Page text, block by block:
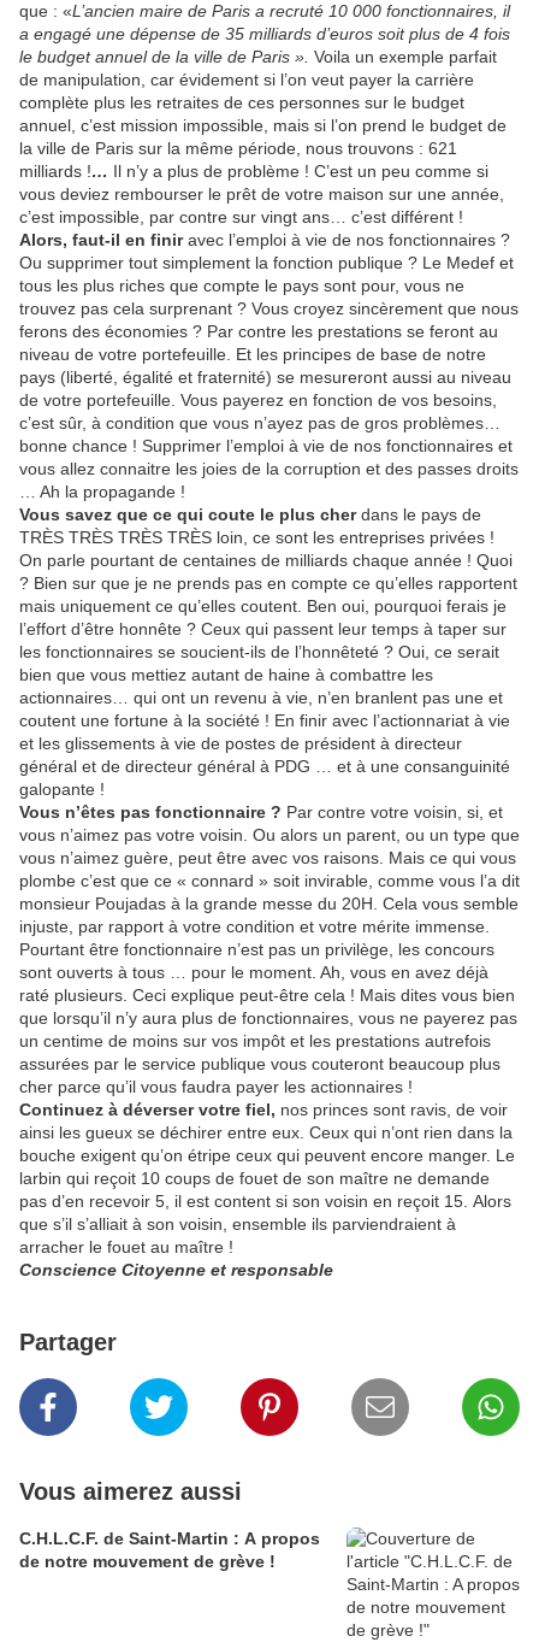
que : «L’ancien maire de Paris a recruté 10 000 fonctionnaires, il
a engagé une dépense de 35 milliards d’euros soit plus de 4 fois
le budget annuel de la ville de Paris ». Voila un exemple parfait
de manipulation, car évidement si l’on veut payer la carrière
complète plus les retraites de ces personnes sur le budget
annuel, c’est mission impossible, mais si l’on prend le budget de
la ville de Paris sur la même période, nous trouvons : 621
milliards !… Il n’y a plus de problème ! C’est un peu comme si
vous deviez rembourser le prêt de votre maison sur une année,
c’est impossible, par contre sur vingt ans… c’est différent !
Alors, faut-il en finiravec l’emploi à vie de nos fonctionnaires ?
Ou supprimer tout simplement la fonction publique ? Le Medef et
tous les plus riches que compte le pays sont pour, vous ne
trouvez pas cela surprenant ? Vous croyez sincèrement que nous
ferons des économies ? Par contre les prestations se feront au
niveau de votre portefeuille. Et les principes de base de notre
pays (liberté, égalité et fraternité) se mesureront aussi au niveau
de votre portefeuille. Vous payerez en fonction de vos besoins,
c’est sûr, à condition que vous n’ayez pas de gros problèmes…
bonne chance ! Supprimer l’emploi à vie de nos fonctionnaires et
vous allez connaitre les joies de la corruption et des passes droits
… Ah la propagande !
Vous savez que ce qui coute le plus cherdans le pays de
TRÈS TRÈS TRÈS TRÈS loin, ce sont les entreprises privées !
On parle pourtant de centaines de milliards chaque année ! Quoi
? Bien sur que je ne prends pas en compte ce qu’elles rapportent
mais uniquement ce qu’elles coutent. Ben oui, pourquoi ferais je
l’effort d’être honnête ? Ceux qui passent leur temps à taper sur
les fonctionnaires se soucient-ils de l’honnêteté ? Oui, ce serait
bien que vous mettiez autant de haine à combattre les
actionnaires… qui ont un revenu à vie, n’en branlent pas une et
coutent une fortune à la société ! En finir avec l’actionnariat à vie
et les glissements à vie de postes de président à directeur
général et de directeur général à PDG … et à une consanguinité
galopante !
Vous n’êtes pas fonctionnaire ? Par contre votre voisin, si, et
vous n’aimez pas votre voisin. Ou alors un parent, ou un type que
vous n’aimez guère, peut être avec vos raisons. Mais ce qui vous
plombe c’est que ce « connard » soit invirable, comme vous l’a dit
monsieur Poujadas à la grande messe du 20H. Cela vous semble
injuste, par rapport à votre condition et votre mérite immense.
Pourtant être fonctionnaire n’est pas un privilège, les concours
sont ouverts à tous … pour le moment. Ah, vous en avez déjà
raté plusieurs. Ceci explique peut-être cela ! Mais dites vous bien
que lorsqu’il n’y aura plus de fonctionnaires, vous ne payerez pas
un centime de moins sur vos impôt et les prestations autrefois
assurées par le service publique vous couteront beaucoup plus
cher parce qu’il vous faudra payer les actionnaires !
Continuez à déverser votre fiel, nos princes sont ravis, de voir
ainsi les gueux se déchirer entre eux. Ceux qui n’ont rien dans la
bouche exigent qu’on étripe ceux qui peuvent encore manger. Le
larbin qui reçoit 10 coups de fouet de son maître ne demande
pas d’en recevoir 5, il est content si son voisin en reçoit 15. Alors
que s’il s’alliait à son voisin, ensemble ils parviendraient à
arracher le fouet au maître !
Conscience Citoyenne et responsable
Partager
Vous aimerez aussi
C.H.L.C.F. de Saint-Martin : A propos
de notre mouvement de grève !